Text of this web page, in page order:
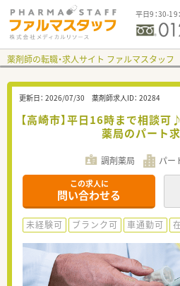
平日9：30-19
薬剤師の転職・求人サイト ファルマスタッフ
更新日： 2026/07/30 薬剤師求人ID： 20284
【高崎市】平日16時まで相談
薬局のパート
調剤薬局 パー
この求人に
問い合わせる
未経験可 ブランク可 車通勤可